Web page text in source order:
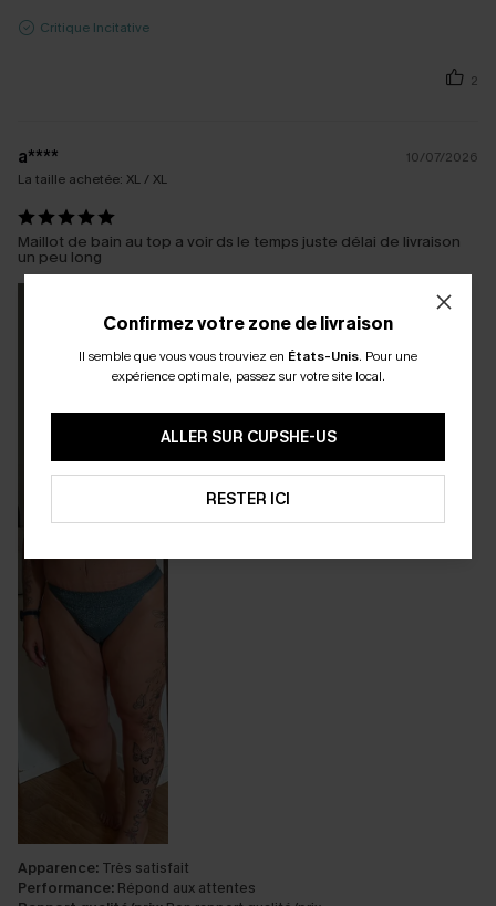
Critique Incitative
2
a****
10/07/2026
La taille achetée: XL / XL
Maillot de bain au top a voir ds le temps juste délai de livraison
un peu long
Apparence: Très satisfait
Performance: Répond aux attentes
Confirmez votre zone de livraison
Il semble que vous vous trouviez en États-Unis. Pour une
expérience optimale, passez sur votre site local.
ALLER SUR CUPSHE-US
RESTER ICI